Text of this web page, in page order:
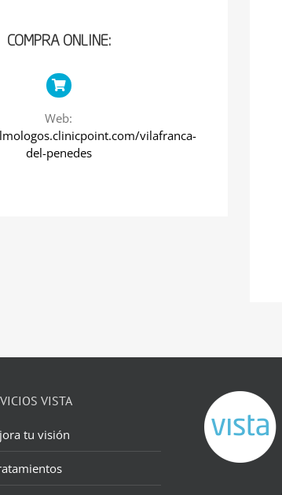
COMPRA ONLINE:
Web:
vilafranca-
del-penedes
VISTA
tu visión